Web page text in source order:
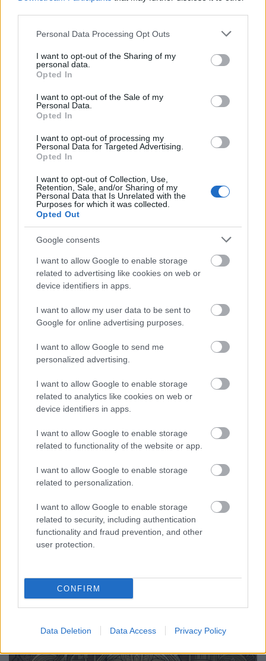
Please note that this website/app uses one or more Google
not limited to your visit or usage behaviour. You may click to
grant or deny consent to Google and its third-party tags to
use your data for below specified purposes in below Google
consent section.
Personal Data Processing Opt Outs
I want to opt-out of the Sharing of my
personal data.
Opted In
I want to opt-out of the Sale of my
Personal Data.
Opted In
I want to opt-out of processing my
Personal Data for Targeted Advertising.
Opted In
I want to opt-out of Collection, Use,
Retention, Sale, and/or Sharing of my
Personal Data that Is Unrelated with the
Purposes for which it was collected.
Opted Out
Google consents
I want to allow Google to enable storage
related to advertising like cookies on web or
device identifiers in apps.
I want to allow my user data to be sent to
Google for online advertising purposes.
I want to allow Google to send me
personalized advertising.
I want to allow Google to enable storage
related to analytics like cookies on web or
device identifiers in apps.
I want to allow Google to enable storage
related to functionality of the website or app.
I want to allow Google to enable storage
related to personalization.
I want to allow Google to enable storage
related to security, including authentication
functionality and fraud prevention, and other
user protection.
CONFIRM
Data Deletion Data Access Privacy Policy
szívébe lopta be magát, tuti sok fantasy-kedvelő is
megtalálja benne a számításait. Ráadásul szakmai
berkekben is tarolt, ezt a díjesőt lessétek: többek
között kétszeres British Fantasy-, ötszörös Eisner-
a Washington Post mellett a Newsweek és az
Entertainment Weekly is többször az év legjobb
Neil Gaiman is elismerően nyilatkozott a kötetről, az
„MARJORIE LIU és SANA TAKEDA egyesítik a keleti és
nyugati képregény hagyományait és stílusait. Egyedi
és lenyűgöző: egy csodálatos mesét varázslatról és
félelemről, embertelenségről és kizsákmányolásról,
arról, hogy mit jelent embernek lenni, és milyen
szörnyeket cipelünk magunkban. A képregény-
irodalom legremekebb macskáival. Lenyűgöző
élmény.”